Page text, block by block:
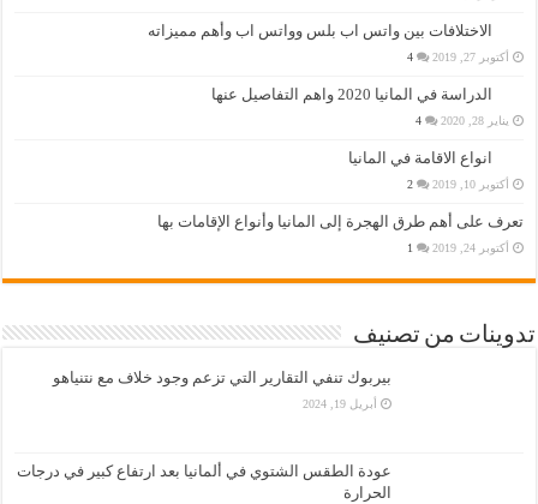
الاختلافات بين واتس اب بلس وواتس اب وأهم مميزاته
أكتوبر 27, 2019 4
الدراسة في المانيا 2020 واهم التفاصيل عنها
يناير 28, 2020 4
انواع الاقامة في المانيا
أكتوبر 10, 2019 2
تعرف على أهم طرق الهجرة إلى المانيا وأنواع الإقامات بها
أكتوبر 24, 2019 1
تدوينات من تصنيف
بيربوك تنفي التقارير التي تزعم وجود خلاف مع نتنياهو
أبريل 19, 2024
عودة الطقس الشتوي في ألمانيا بعد ارتفاع كبير في درجات
الحرارة